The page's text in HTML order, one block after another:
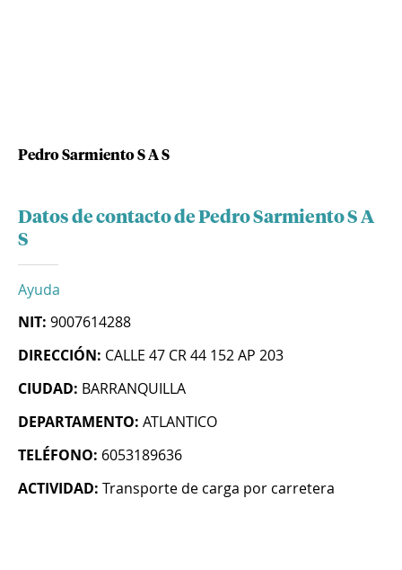
Pedro Sarmiento S A S
Datos de contacto de Pedro Sarmiento S A
S
Ayuda
NIT: 9007614288
DIRECCIÓN: CALLE 47 CR 44 152 AP 203
CIUDAD: BARRANQUILLA
DEPARTAMENTO: ATLANTICO
TELÉFONO: 6053189636
ACTIVIDAD: Transporte de carga por carretera